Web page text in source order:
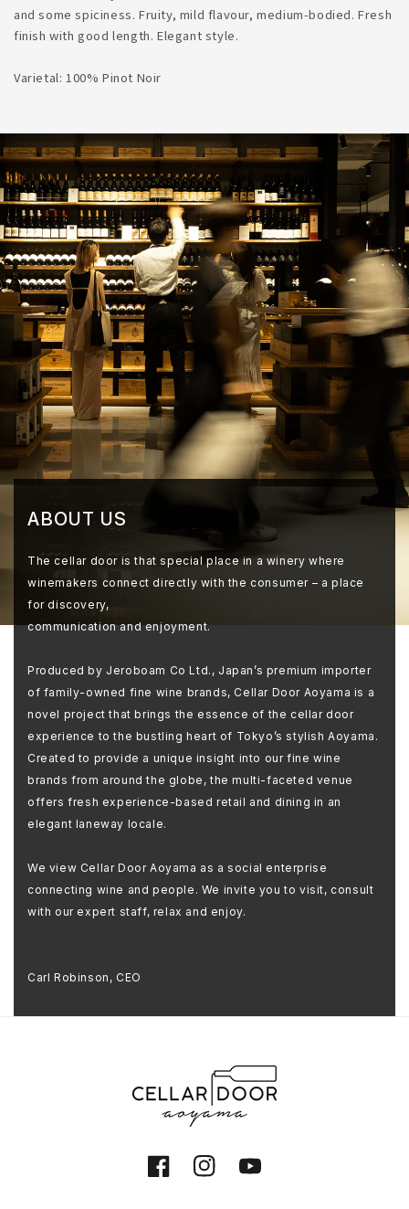
and some spiciness. Fruity, mild flavour, medium-bodied. Fresh
finish with good length. Elegant style.
Varietal: 100% Pinot Noir
ABOUT US
The cellar door is that special place in a winery where
winemakers connect directly with the consumer – a place
for discovery,
communication and enjoyment.
Produced by Jeroboam Co Ltd., Japan’s premium importer
of family-owned fine wine brands, Cellar Door Aoyama is a
novel project that brings the essence of the cellar door
experience to the bustling heart of Tokyo’s stylish Aoyama.
Created to provide a unique insight into our fine wine
brands from around the globe, the multi-faceted venue
offers fresh experience-based retail and dining in an
elegant laneway locale.
We view Cellar Door Aoyama as a social enterprise
connecting wine and people. We invite you to visit, consult
with our expert staff, relax and enjoy.
Carl Robinson, CEO
FacebookInstagramYouTube